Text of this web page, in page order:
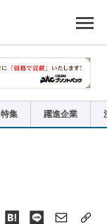
特集 躍進企業